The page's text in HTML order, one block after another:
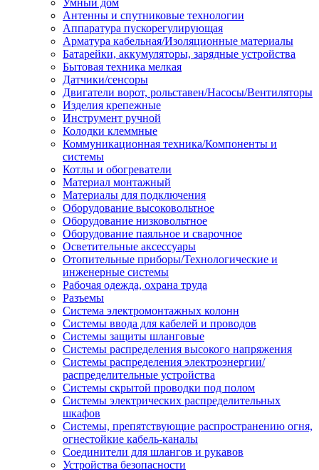
Умный дом
Антенны и спутниковые технологии
Аппаратура пускорегулирующая
Арматура кабельная/Изоляционные материалы
Батарейки, аккумуляторы, зарядные устройства
Бытовая техника мелкая
Датчики/сенсоры
Двигатели ворот, рольставен/Насосы/Вентиляторы
Изделия крепежные
Инструмент ручной
Колодки клеммные
Коммуникационная техника/Компоненты и
системы
Котлы и обогреватели
Материал монтажный
Материалы для подключения
Оборудование высоковольтное
Оборудование низковольтное
Оборудование паяльное и сварочное
Осветительные аксессуары
Отопительные приборы/Технологические и
инженерные системы
Рабочая одежда, охрана труда
Разъемы
Система электромонтажных колонн
Системы ввода для кабелей и проводов
Системы защиты шланговые
Системы распределения высокого напряжения
Системы распределения электроэнергии/
распределительные устройства
Системы скрытой проводки под полом
Системы электрических распределительных
шкафов
Системы, препятствующие распространению огня,
огнестойкие кабель-каналы
Соединители для шлангов и рукавов
Устройства безопасности